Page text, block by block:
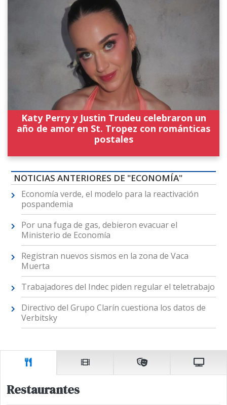
Katy Perry y Justin Trudeu celebraron un
año de amor en St. Tropez con románticas
postales
NOTICIAS ANTERIORES DE "ECONOMÍA"
Economía verde, el modelo para la reactivación
pospandemia
Por una fuga de gas, debieron evacuar el
Ministerio de Economía
Registran nuevos sismos en la zona de Vaca
Muerta
Trabajadores del Indec piden regular el teletrabajo
Directivo del Grupo Clarín cuestiona los datos de
Verbitsky
Restaurantes